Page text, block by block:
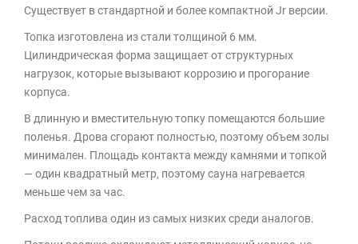
Существует в стандартной и более компактной Jr версии.
Топка изготовлена из стали толщиной 6 мм.
Цилиндрическая форма защищает от структурных
нагрузок, которые вызывают коррозию и прогорание
корпуса.
В длинную и вместительную топку помещаются большие
поленья. Дрова сгорают полностью, поэтому объем золы
минимален. Площадь контакта между камнями и топкой
— один квадратный метр, поэтому сауна нагревается
меньше чем за час.
Расход топлива один из самых низких среди аналогов.